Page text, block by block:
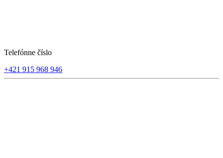
Telefónne číslo
+421 915 968 946